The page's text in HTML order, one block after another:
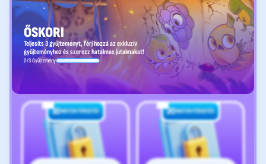
ŐSKORI
Teljesíts 3 gyűjteményt, férj hozzá az exkluzív
gyűjteményhez és szerezz hatalmas jutalmakat!
0/3 Gyűjtemény
10INGYEN PÖRGETÉS 20INGYEN PÖRGETÉS